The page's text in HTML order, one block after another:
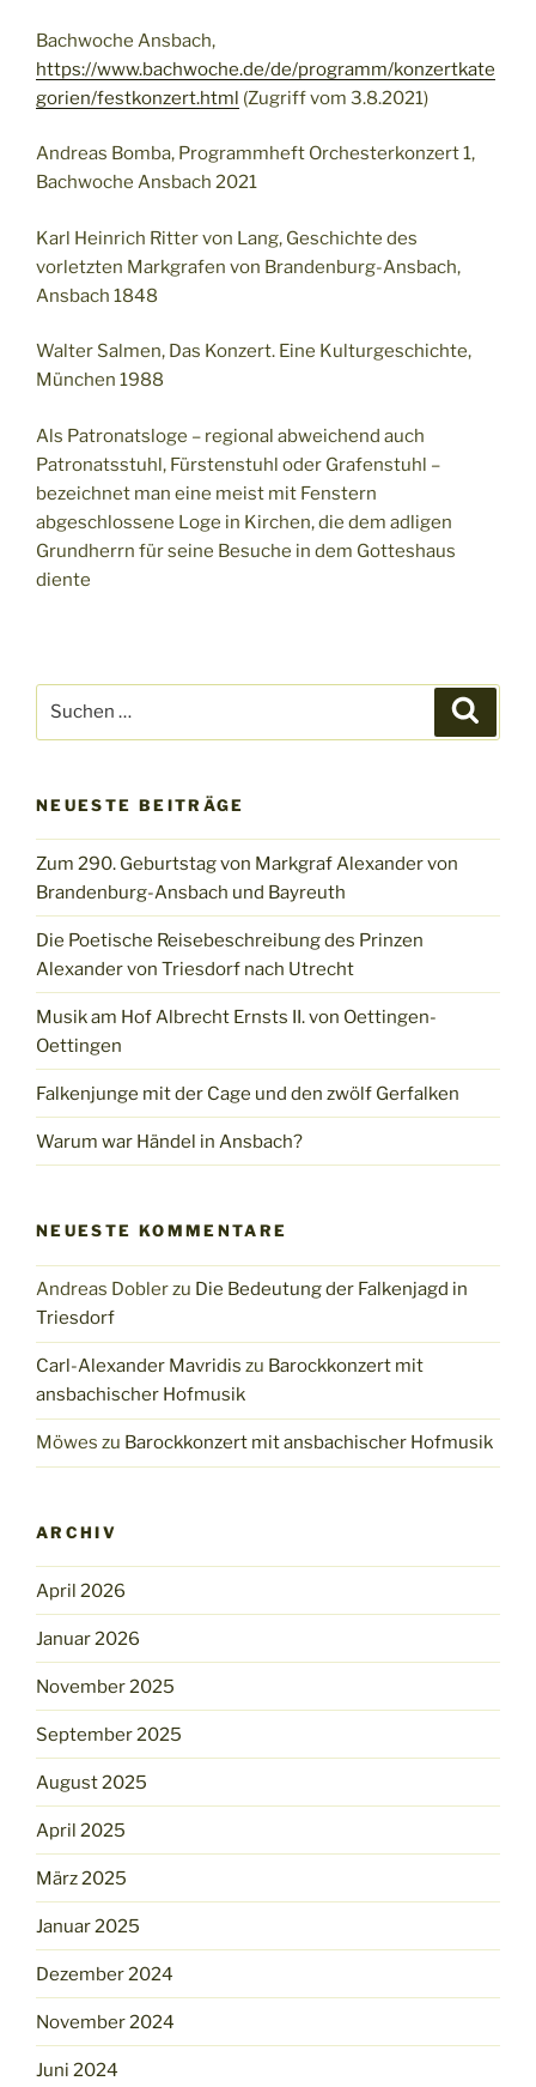
Bachwoche Ansbach,
https://www.bachwoche.de/de/programm/konzertkate
gorien/festkonzert.html (Zugriff vom 3.8.2021)
Andreas Bomba, Programmheft Orchesterkonzert 1,
Bachwoche Ansbach 2021
Karl Heinrich Ritter von Lang, Geschichte des
vorletzten Markgrafen von Brandenburg-Ansbach,
Ansbach 1848
Walter Salmen, Das Konzert. Eine Kulturgeschichte,
München 1988
Als Patronatsloge – regional abweichend auch
Patronatsstuhl, Fürstenstuhl oder Grafenstuhl –
bezeichnet man eine meist mit Fenstern
abgeschlossene Loge in Kirchen, die dem adligen
Grundherrn für seine Besuche in dem Gotteshaus
diente
nach:
NEUESTE BEITRÄGE
Zum 290. Geburtstag von Markgraf Alexander von
Brandenburg-Ansbach und Bayreuth
Die Poetische Reisebeschreibung des Prinzen
Alexander von Triesdorf nach Utrecht
Musik am Hof Albrecht Ernsts II. von Oettingen-
Oettingen
Falkenjunge mit der Cage und den zwölf Gerfalken
Warum war Händel in Ansbach?
NEUESTE KOMMENTARE
Andreas Doblerzu Die Bedeutung der Falkenjagd in
Triesdorf
Carl-Alexander Mavridis zu Barockkonzert mit
ansbachischer Hofmusik
Möwes zu Barockkonzert mit ansbachischer Hofmusik
ARCHIV
April 2026
Januar 2026
November 2025
September 2025
August 2025
April 2025
März 2025
Januar 2025
Dezember 2024
November 2024
Juni 2024